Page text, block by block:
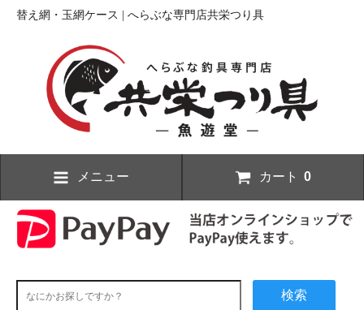
替え網・玉網ケース | へらぶな専門店共栄つり具
メニュー カート 0
検索